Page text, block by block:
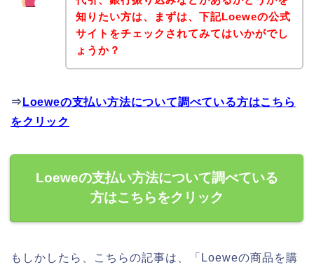
知りたい方は、まずは、下記Loeweの公式
サイトをチェックされてみてはいかがでし
ょうか？
⇒ Loeweの支払い方法について調べている方はこちら
をクリック
Loeweの支払い方法について調べている
方はこちらをクリック
もしかしたら、こちらの記事は、「Loeweの商品を購